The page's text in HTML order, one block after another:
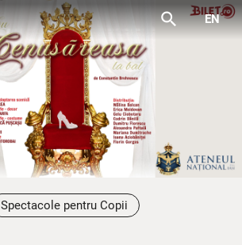
search EN
Spectacole pentru Copii